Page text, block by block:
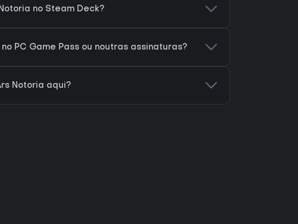
no Steam Deck?
PC Game Pass ou noutras assinaturas?
Notoria aqui?